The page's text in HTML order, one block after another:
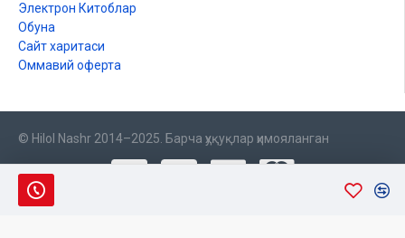
Электрон Китоблар
Обуна
Сайт харитаси
Оммавий оферта
© Hilol Nashr 2014–2025. Барча ҳуқуқлар ҳимояланган